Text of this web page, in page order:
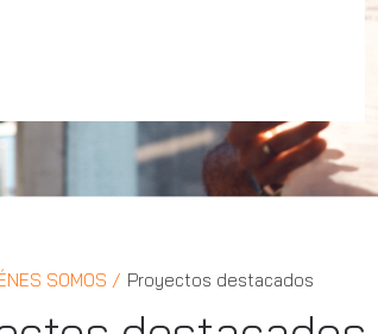
SOMOS Proyectos destacados